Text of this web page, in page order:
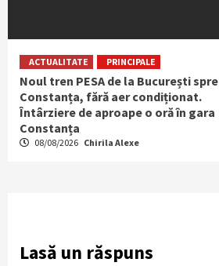
ACTUALITATE PRINCIPALE
Noul tren PESA de la București spre
Constanța, fără aer condiționat.
Întârziere de aproape o oră în gara
Constanța
08/08/2026 Chirila Alexe
Lasă un răspuns